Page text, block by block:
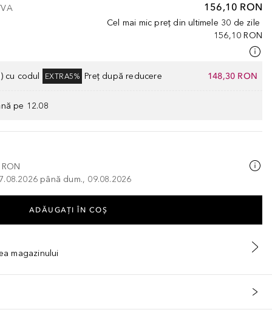
156,10 RON
Cel mai mic preț din ultimele 30 de zile
156,10 RON
cu codul EXTRA5% Preț după reducere 148,30 RON
pe 12.08
până dum., 09.08.2026
ADĂUGAȚI ÎN COŞ
magazinului